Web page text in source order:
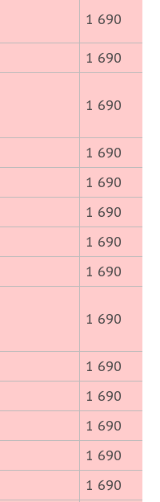
1 690
1 690
1 690
1 690
1 690
1 690
1 690
1 690
1 690
1 690
1 690
1 690
1 690
1 690